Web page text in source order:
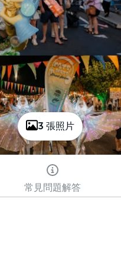
3 張照片
常見問題解答